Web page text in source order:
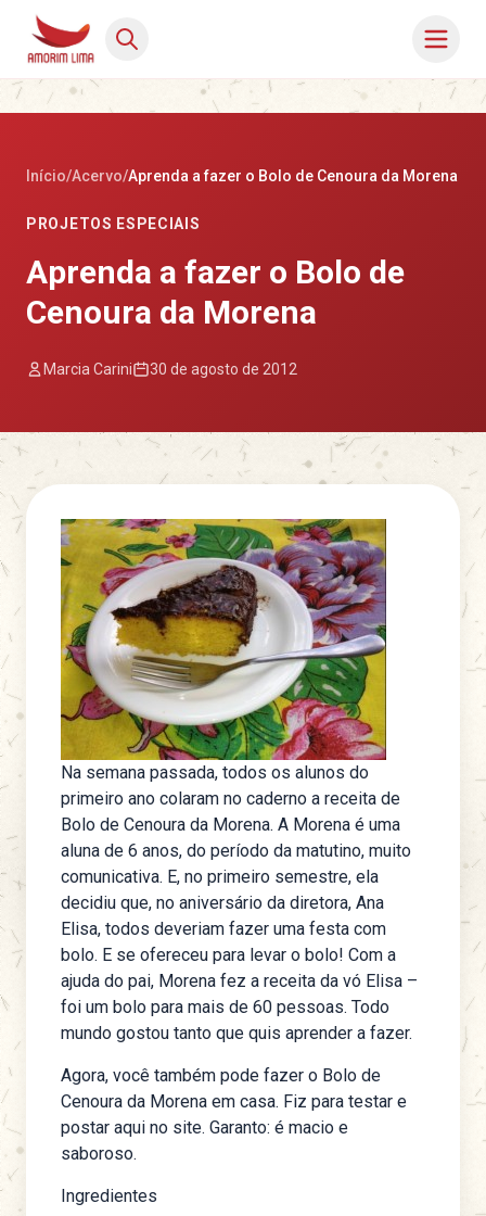
Início/Acervo/Aprenda a fazer o Bolo de Cenoura da Morena
PROJETOS ESPECIAIS
Aprenda a fazer o Bolo de
Cenoura da Morena
Marcia Carini 30 de agosto de 2012
Na semana passada, todos os alunos do
primeiro ano colaram no caderno a receita de
Bolo de Cenoura da Morena. A Morena é uma
aluna de 6 anos, do período da matutino, muito
comunicativa. E, no primeiro semestre, ela
decidiu que, no aniversário da diretora, Ana
Elisa, todos deveriam fazer uma festa com
bolo. E se ofereceu para levar o bolo! Com a
ajuda do pai, Morena fez a receita da vó Elisa –
foi um bolo para mais de 60 pessoas. Todo
mundo gostou tanto que quis aprender a fazer.
Agora, você também pode fazer o Bolo de
Cenoura da Morena em casa. Fiz para testar e
postar aqui no site. Garanto: é macio e
saboroso.
Ingredientes